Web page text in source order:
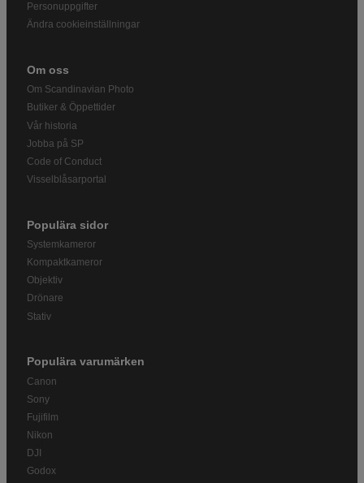
Personuppgifter
Ändra cookieinställningar
Om oss
Om Scandinavian Photo
Butiker & Öppettider
Vår historia
Jobba på SP
Code of Conduct
Visselblåsarportal
Populära sidor
Systemkameror
Kompaktkameror
Objektiv
Drönare
Stativ
Populära varumärken
Canon
Sony
Fujifilm
Nikon
DJI
Godox